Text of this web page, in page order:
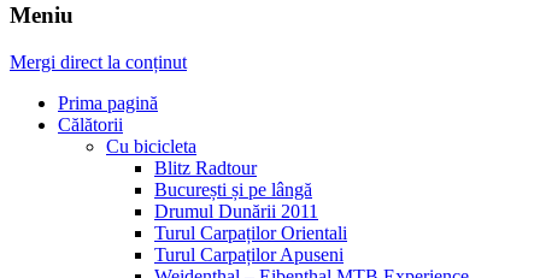
Meniu
Mergi direct la conținut
Prima pagină
Călătorii
Cu bicicleta
Blitz Radtour
București și pe lângă
Drumul Dunării 2011
Turul Carpaților Orientali
Turul Carpaților Apuseni